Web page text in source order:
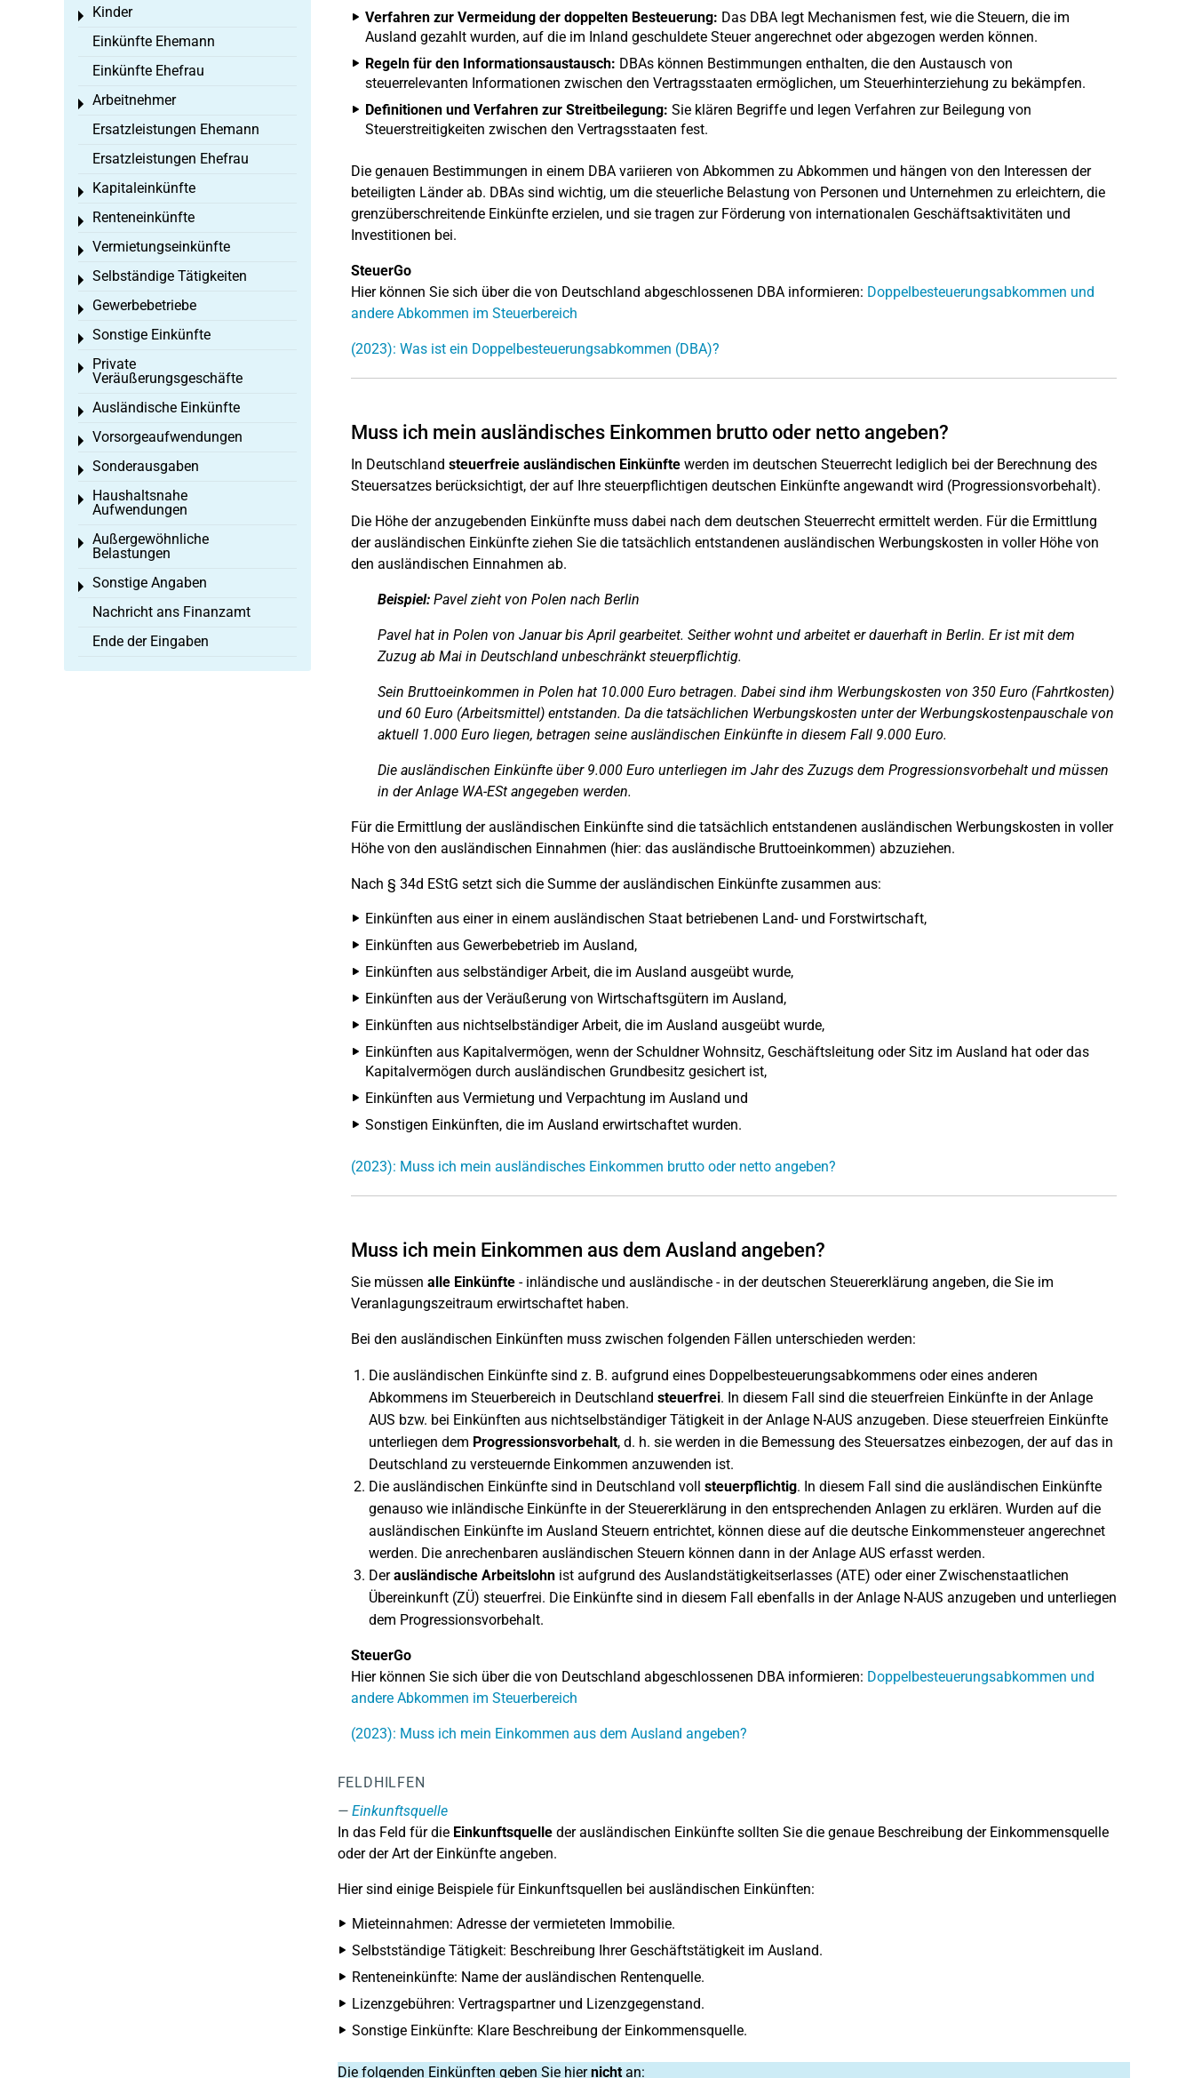
Verfahren zur Vermeidung der doppelten Besteuerung: Das DBA legt Mechanismen fest, wie die Steuern, die im
Ausland gezahlt wurden, auf die im Inland geschuldete Steuer angerechnet oder abgezogen werden können.
Regeln für den Informationsaustausch: DBAs können Bestimmungen enthalten, die den Austausch von
steuerrelevanten Informationen zwischen den Vertragsstaaten ermöglichen, um Steuerhinterziehung zu bekämpfen.
Definitionen und Verfahren zur Streitbeilegung: Sie klären Begriffe und legen Verfahren zur Beilegung von
Steuerstreitigkeiten zwischen den Vertragsstaaten fest.
Die genauen Bestimmungen in einem DBA variieren von Abkommen zu Abkommen und hängen von den Interessen der
beteiligten Länder ab. DBAs sind wichtig, um die steuerliche Belastung von Personen und Unternehmen zu erleichtern, die
grenzüberschreitende Einkünfte erzielen, und sie tragen zur Förderung von internationalen Geschäftsaktivitäten und
Investitionen bei.
SteuerGo
Hier können Sie sich über die von Deutschland abgeschlossenen DBA informieren: Doppelbesteuerungsabkommen und
andere Abkommen im Steuerbereich
(2023): Was ist ein Doppelbesteuerungsabkommen (DBA)?
Muss ich mein ausländisches Einkommen brutto oder netto angeben?
In Deutschland steuerfreie ausländischen Einkünftewerden im deutschen Steuerrecht lediglich bei der Berechnung des
Steuersatzes berücksichtigt, der auf Ihre steuerpflichtigen deutschen Einkünfte angewandt wird (Progressionsvorbehalt).
Die Höhe der anzugebenden Einkünfte muss dabei nach dem deutschen Steuerrecht ermittelt werden. Für die Ermittlung
der ausländischen Einkünfte ziehen Sie die tatsächlich entstandenen ausländischen Werbungskosten in voller Höhe von
den ausländischen Einnahmen ab.
Beispiel:Pavel zieht von Polen nach Berlin
Pavel hat in Polen von Januar bis April gearbeitet. Seither wohnt und arbeitet er dauerhaft in Berlin. Er ist mit dem
Zuzug ab Mai in Deutschland unbeschränkt steuerpflichtig.
Sein Bruttoeinkommen in Polen hat 10.000 Euro betragen. Dabei sind ihm Werbungskosten von 350 Euro (Fahrtkosten)
und 60 Euro (Arbeitsmittel) entstanden. Da die tatsächlichen Werbungskosten unter der Werbungskostenpauschale von
aktuell 1.000 Euro liegen, betragen seine ausländischen Einkünfte in diesem Fall 9.000 Euro.
Die ausländischen Einkünfte über 9.000 Euro unterliegen im Jahr des Zuzugs dem Progressionsvorbehalt und müssen
in der Anlage WA-ESt angegeben werden.
Für die Ermittlung der ausländischen Einkünfte sind die tatsächlich entstandenen ausländischen Werbungskosten in voller
Höhe von den ausländischen Einnahmen (hier: das ausländische Bruttoeinkommen) abzuziehen.
Nach § 34d EStG setzt sich die Summe der ausländischen Einkünfte zusammen aus:
Einkünften aus einer in einem ausländischen Staat betriebenen Land- und Forstwirtschaft,
Einkünften aus Gewerbebetrieb im Ausland,
Einkünften aus selbständiger Arbeit, die im Ausland ausgeübt wurde,
Einkünften aus der Veräußerung von Wirtschaftsgütern im Ausland,
Einkünften aus nichtselbständiger Arbeit, die im Ausland ausgeübt wurde,
Einkünften aus Kapitalvermögen, wenn der Schuldner Wohnsitz, Geschäftsleitung oder Sitz im Ausland hat oder das
Kapitalvermögen durch ausländischen Grundbesitz gesichert ist,
Einkünften aus Vermietung und Verpachtung im Ausland und
Sonstigen Einkünften, die im Ausland erwirtschaftet wurden.
(2023): Muss ich mein ausländisches Einkommen brutto oder netto angeben?
Muss ich mein Einkommen aus dem Ausland angeben?
Sie müssen alle Einkünfte- inländische und ausländische - in der deutschen Steuererklärung angeben, die Sie im
Veranlagungszeitraum erwirtschaftet haben.
Bei den ausländischen Einkünften muss zwischen folgenden Fällen unterschieden werden:
Die ausländischen Einkünfte sind z. B. aufgrund eines Doppelbesteuerungsabkommens oder eines anderen
Abkommens im Steuerbereich in Deutschland steuerfrei. In diesem Fall sind die steuerfreien Einkünfte in der Anlage
AUS bzw. bei Einkünften aus nichtselbständiger Tätigkeit in der Anlage N-AUS anzugeben. Diese steuerfreien Einkünfte
unterliegen dem Progressionsvorbehalt, d. h. sie werden in die Bemessung des Steuersatzes einbezogen, der auf das in
Deutschland zu versteuernde Einkommen anzuwenden ist.
Die ausländischen Einkünfte sind in Deutschland voll steuerpflichtig. In diesem Fall sind die ausländischen Einkünfte
genauso wie inländische Einkünfte in der Steuererklärung in den entsprechenden Anlagen zu erklären. Wurden auf die
ausländischen Einkünfte im Ausland Steuern entrichtet, können diese auf die deutsche Einkommensteuer angerechnet
werden. Die anrechenbaren ausländischen Steuern können dann in der Anlage AUS erfasst werden.
Derausländische Arbeitslohnist aufgrund des Auslandstätigkeitserlasses (ATE) oder einer Zwischenstaatlichen
Übereinkunft (ZÜ) steuerfrei. Die Einkünfte sind in diesem Fall ebenfalls in der Anlage N-AUS anzugeben und unterliegen
dem Progressionsvorbehalt.
SteuerGo
Hier können Sie sich über die von Deutschland abgeschlossenen DBA informieren: Doppelbesteuerungsabkommen und
andere Abkommen im Steuerbereich
(2023): Muss ich mein Einkommen aus dem Ausland angeben?
FELDHILFEN
Einkunftsquelle
In das Feld für die Einkunftsquelleder ausländischen Einkünfte sollten Sie die genaue Beschreibung der Einkommensquelle
oder der Art der Einkünfte angeben.
Hier sind einige Beispiele für Einkunftsquellen bei ausländischen Einkünften:
Mieteinnahmen: Adresse der vermieteten Immobilie.
Selbstständige Tätigkeit: Beschreibung Ihrer Geschäftstätigkeit im Ausland.
Renteneinkünfte: Name der ausländischen Rentenquelle.
Lizenzgebühren: Vertragspartner und Lizenzgegenstand.
Sonstige Einkünfte: Klare Beschreibung der Einkommensquelle.
Die folgenden Einkünften geben Sie hiernichtan:
Kinder
Toggle menu
Einkünfte Ehemann
Einkünfte Ehefrau
Arbeitnehmer
Toggle menu
Ersatzleistungen Ehemann
Ersatzleistungen Ehefrau
Kapitaleinkünfte
Toggle menu
Renteneinkünfte
Toggle menu
Vermietungseinkünfte
Toggle menu
Selbständige Tätigkeiten
Toggle menu
Gewerbebetriebe
Toggle menu
Sonstige Einkünfte
Toggle menu
Private
Veräußerungsgeschäfte
Toggle menu
Ausländische Einkünfte
Toggle menu
Vorsorgeaufwendungen
Toggle menu
Sonderausgaben
Toggle menu
Haushaltsnahe
Aufwendungen
Toggle menu
Außergewöhnliche
Belastungen
Toggle menu
Sonstige Angaben
Toggle menu
Nachricht ans Finanzamt
Ende der Eingaben